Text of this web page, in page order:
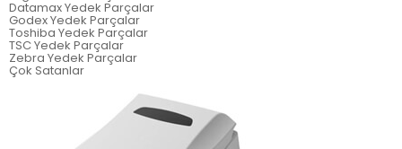
Datamax Yedek Parçalar
Godex Yedek Parçalar
Toshiba Yedek Parçalar
TSC Yedek Parçalar
Zebra Yedek Parçalar
Çok Satanlar